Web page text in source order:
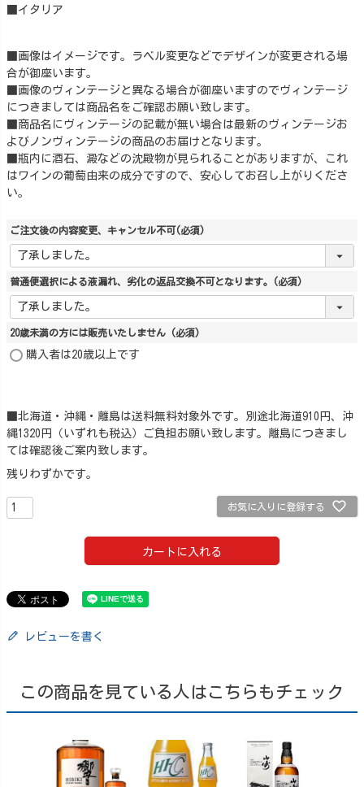
■イタリア
■画像はイメージです。ラベル変更などでデザインが変更される場
合が御座います。
■画像のヴィンテージと異なる場合が御座いますのでヴィンテージ
につきましては商品名をご確認お願い致します。
■商品名にヴィンテージの記載が無い場合は最新のヴィンテージお
よびノンヴィンテージの商品のお届けとなります。
■瓶内に酒石、澱などの沈殿物が見られることがありますが、これ
はワインの葡萄由来の成分ですので、安心してお召し上がりくださ
い。
ご注文後の内容変更、キャンセル不可(必須)
普通便選択による液漏れ、劣化の返品交換不可となります。 (必須)
20歳未満の方には販売いたしません (必須)
購入者は20歳以上です
■北海道・沖縄・離島は送料無料対象外です。別途北海道910円、沖
縄1320円（いずれも税込）ご負担お願い致します。離島につきまし
ては確認後ご案内致します。
残りわずかです。
お気に入りに登録する
カートに入れる
レビューを書く
この商品を見ている人はこちらもチェック